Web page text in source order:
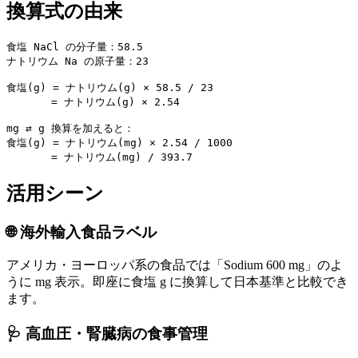
換算式の由来
食塩 NaCl の分子量：58.5
ナトリウム Na の原子量：23
食塩(g) = ナトリウム(g) × 58.5 / 23
       = ナトリウム(g) × 2.54
mg ⇄ g 換算を加えると：
食塩(g) = ナトリウム(mg) × 2.54 / 1000
       = ナトリウム(mg) / 393.7
活用シーン
🌐 海外輸入食品ラベル
アメリカ・ヨーロッパ系の食品では「Sodium 600 mg」のよ
うに mg 表示。即座に食塩 g に換算して日本基準と比較でき
ます。
🩺 高血圧・腎臓病の食事管理